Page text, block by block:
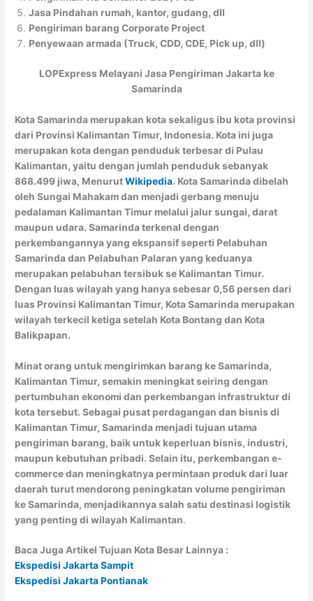
Jasa Pindahan rumah, kantor, gudang, dll
Pengiriman barang Corporate Project
Penyewaan armada (Truck, CDD, CDE, Pick up, dll)
LOPExpress Melayani Jasa Pengiriman Jakarta ke
Samarinda
Kota Samarinda merupakan kota sekaligus ibu kota provinsi
dari Provinsi Kalimantan Timur, Indonesia. Kota ini juga
merupakan kota dengan penduduk terbesar di Pulau
Kalimantan, yaitu dengan jumlah penduduk sebanyak
868.499 jiwa, MenurutWikipedia. Kota Samarinda dibelah
oleh Sungai Mahakam dan menjadi gerbang menuju
pedalaman Kalimantan Timur melalui jalur sungai, darat
maupun udara. Samarinda terkenal dengan
perkembangannya yang ekspansif seperti Pelabuhan
Samarinda dan Pelabuhan Palaran yang keduanya
merupakan pelabuhan tersibuk se Kalimantan Timur.
Dengan luas wilayah yang hanya sebesar 0,56 persen dari
luas Provinsi Kalimantan Timur, Kota Samarinda merupakan
wilayah terkecil ketiga setelah Kota Bontang dan Kota
Balikpapan.
Minat orang untuk mengirimkan barang ke Samarinda,
Kalimantan Timur, semakin meningkat seiring dengan
pertumbuhan ekonomi dan perkembangan infrastruktur di
kota tersebut. Sebagai pusat perdagangan dan bisnis di
Kalimantan Timur, Samarinda menjadi tujuan utama
pengiriman barang, baik untuk keperluan bisnis, industri,
maupun kebutuhan pribadi. Selain itu, perkembangan e-
commerce dan meningkatnya permintaan produk dari luar
daerah turut mendorong peningkatan volume pengiriman
ke Samarinda, menjadikannya salah satu destinasi logistik
yang penting di wilayah Kalimantan.
Baca Juga Artikel Tujuan Kota Besar Lainnya :
Ekspedisi Jakarta Sampit
Ekspedisi Jakarta Pontianak